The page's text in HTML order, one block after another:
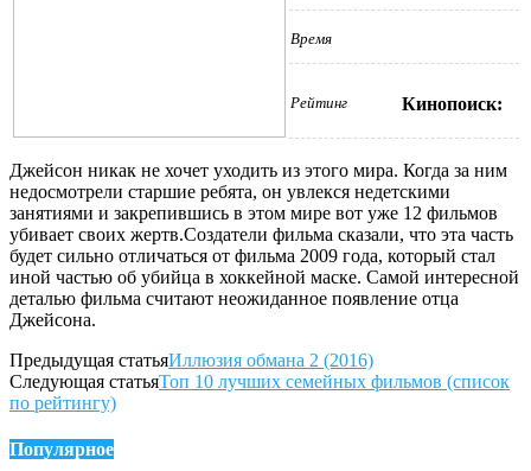
Время
Рейтинг Кинопоиск:
Джейсон никак не хочет уходить из этого мира. Когда за ним
недосмотрели старшие ребята, он увлекся недетскими
занятиями и закрепившись в этом мире вот уже 12 фильмов
убивает своих жертв.Создатели фильма сказали, что эта часть
будет сильно отличаться от фильма 2009 года, который стал
иной частью об убийца в хоккейной маске. Самой интересной
деталью фильма считают неожиданное появление отца
Джейсона.
Предыдущая статьяИллюзия обмана 2 (2016)
Следующая статьяТоп 10 лучших семейных фильмов (список
по рейтингу)
Популярное